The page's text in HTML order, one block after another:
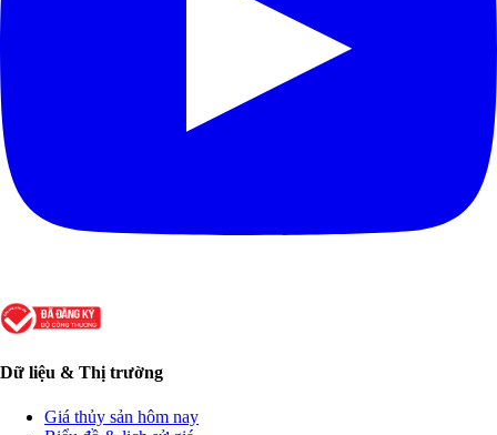
Dữ liệu & Thị trường
Giá thủy sản hôm nay